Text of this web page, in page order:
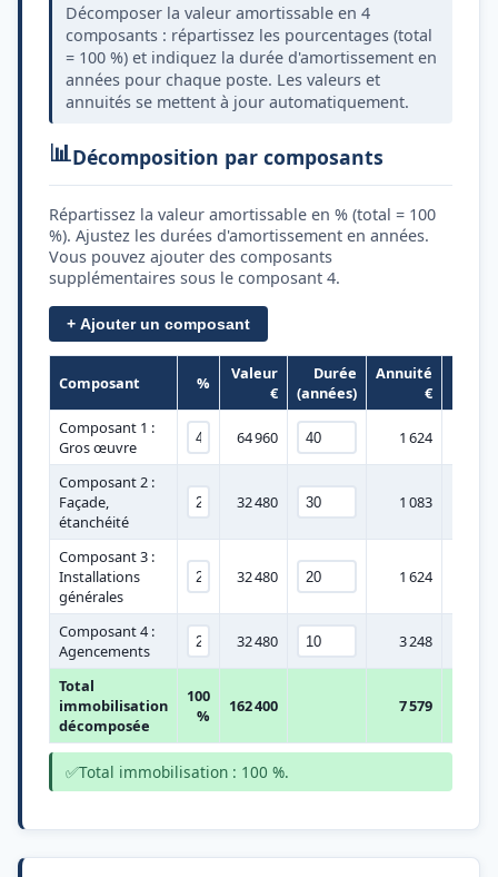
Décomposer la valeur amortissable en 4
composants : répartissez les pourcentages (total
= 100 %) et indiquez la durée d'amortissement en
années pour chaque poste. Les valeurs et
annuités se mettent à jour automatiquement.
📊Décomposition par composants
Répartissez la valeur amortissable en % (total = 100
%). Ajustez les durées d'amortissement en années.
Vous pouvez ajouter des composants
supplémentaires sous le composant 4.
+ Ajouter un composant
Composant %
Valeur
€
Durée
(années)
Annuité
€
Composant 1 :
Gros œuvre
64 960 1 624
Composant 2 :
Façade,
étanchéité
32 480 1 083
Composant 3 :
Installations
générales
32 480 1 624
Composant 4 :
Agencements
32 480 3 248
Total
immobilisation
décomposée
100
%
162 400 7 579
✅Total immobilisation : 100 %.